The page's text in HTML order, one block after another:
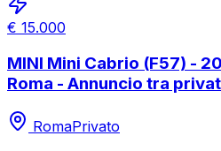
€ 15.000
MINI Mini Cabrio (F57) -
Roma - Annuncio tra
RomaPrivato